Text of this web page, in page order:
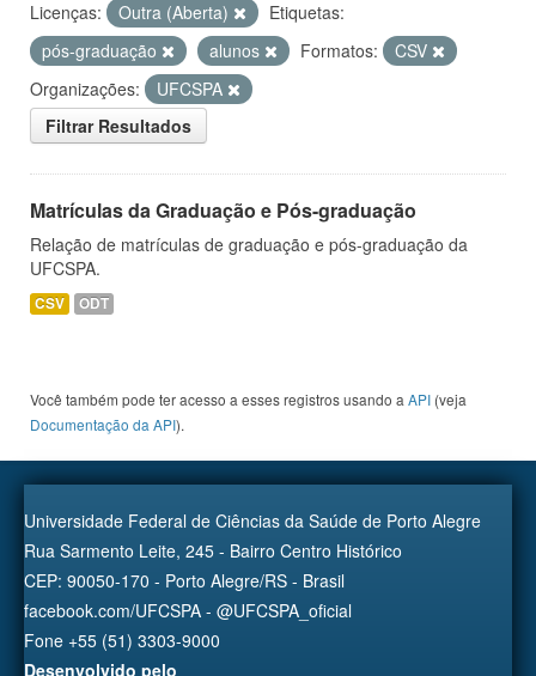
Licenças: Outra (Aberta)
Etiquetas:
pós-graduação
alunos Formatos:
CSV
Organizações:
UFCSPA
Filtrar Resultados
Matrículas da Graduação e Pós-graduação
Relação de matrículas de graduação e pós-graduação da
UFCSPA.
CSV ODT
Você também pode ter acesso a esses registros usando a API (veja
Documentação da API).
Universidade Federal de Ciências da Saúde de Porto Alegre
Rua Sarmento Leite, 245 - Bairro Centro Histórico
CEP: 90050-170 - Porto Alegre/RS - Brasil
facebook.com/UFCSPA - @UFCSPA_oficial
Fone +55 (51) 3303-9000
Desenvolvido pelo